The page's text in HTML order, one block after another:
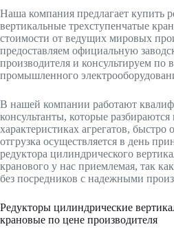
Наша компания предлагает купить
вертикальные трехступенчатые
стоимости от ведущих мировых
предоставляем официальную
производителя и консультируем по
промышленного
В нашей компании работают
консультанты, которые разбираются
характеристиках агрегатов, быстро
отгрузка осуществляется в день
редуктора цилиндрического
кранового у нас приемлемая, так
без посредников с надежными
Редукторы цилиндрические
крановые по цене производителя